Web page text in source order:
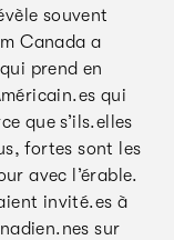
souvent
Canada a
prend en
qui
que s’ils.elles
fortes sont les
avec l’érable.
invité.es à
sur